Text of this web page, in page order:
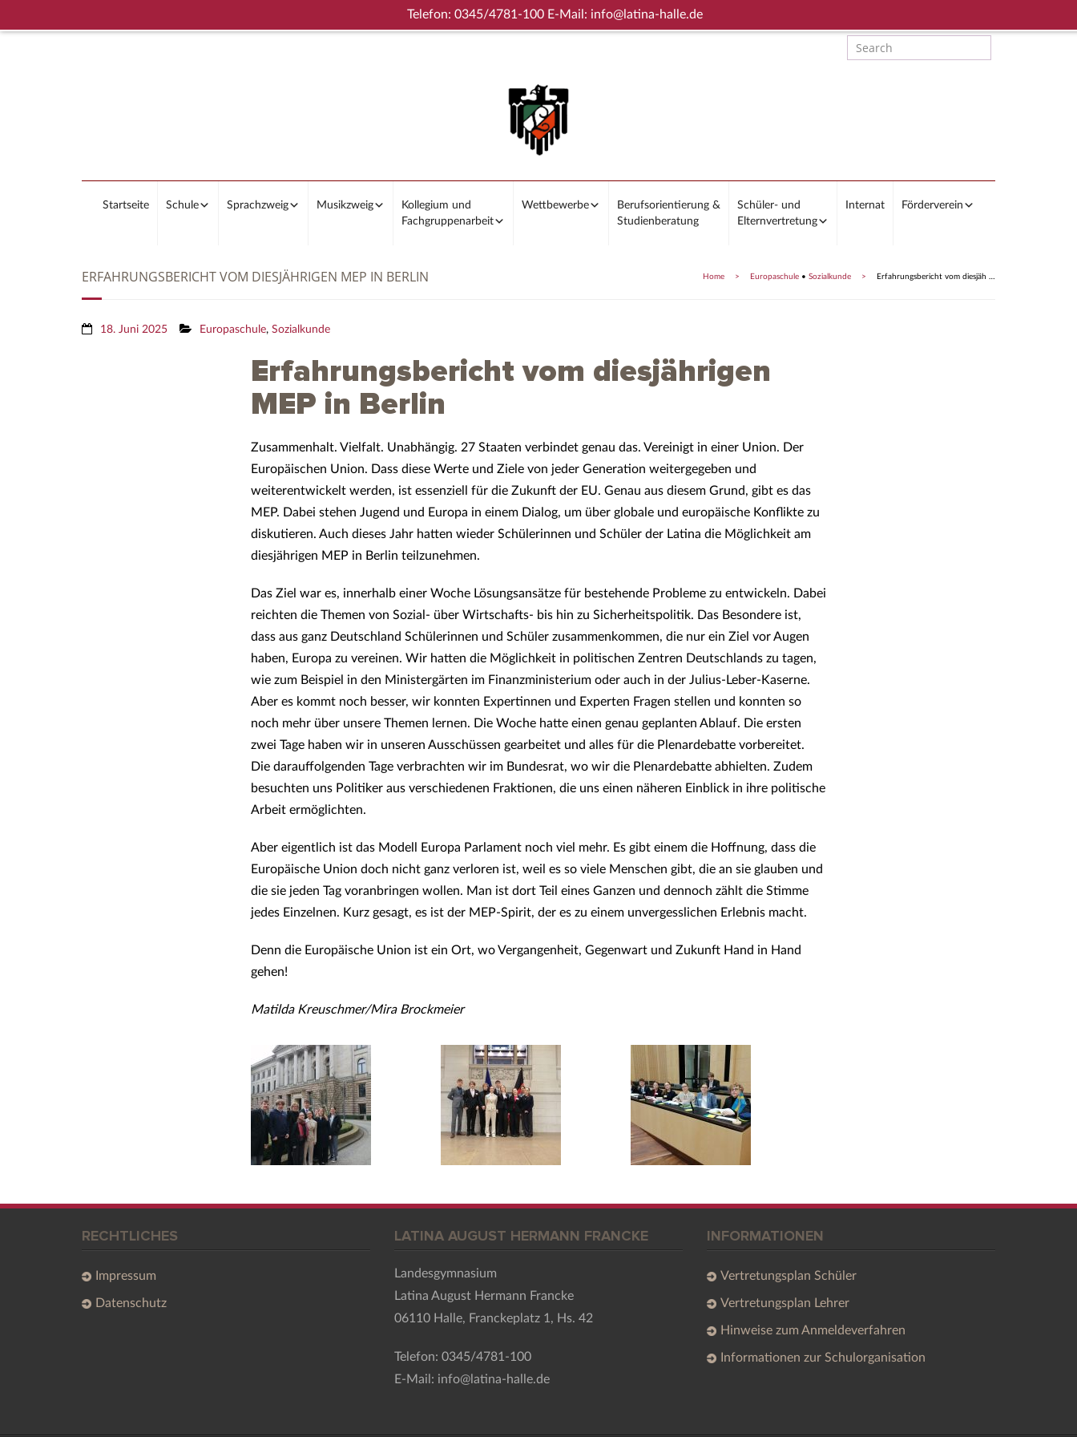
Telefon: 0345/4781-100 E-Mail: info@latina-halle.de
Startseite Schule Sprachzweig Musikzweig
Kollegium und
Fachgruppenarbeit
Wettbewerbe
Berufsorientierung &
Studienberatung
Schüler- und
Elternvertretung
Internat Förderverein
ERFAHRUNGSBERICHT VOM DIESJÄHRIGEN MEP IN BERLIN Home > Europaschule • Sozialkunde > Erfahrungsbericht vom diesjäh …
18. Juni 2025 Europaschule, Sozialkunde
Erfahrungsbericht vom diesjährigen
MEP in Berlin
Zusammenhalt. Vielfalt. Unabhängig. 27 Staaten verbindet genau das. Vereinigt in einer Union. Der
Europäischen Union. Dass diese Werte und Ziele von jeder Generation weitergegeben und
weiterentwickelt werden, ist essenziell für die Zukunft der EU. Genau aus diesem Grund, gibt es das
MEP. Dabei stehen Jugend und Europa in einem Dialog, um über globale und europäische Konflikte zu
diskutieren. Auch dieses Jahr hatten wieder Schülerinnen und Schüler der Latina die Möglichkeit am
diesjährigen MEP in Berlin teilzunehmen.
Das Ziel war es, innerhalb einer Woche Lösungsansätze für bestehende Probleme zu entwickeln. Dabei
reichten die Themen von Sozial- über Wirtschafts- bis hin zu Sicherheitspolitik. Das Besondere ist,
dass aus ganz Deutschland Schülerinnen und Schüler zusammenkommen, die nur ein Ziel vor Augen
haben, Europa zu vereinen. Wir hatten die Möglichkeit in politischen Zentren Deutschlands zu tagen,
wie zum Beispiel in den Ministergärten im Finanzministerium oder auch in der Julius-Leber-Kaserne.
Aber es kommt noch besser, wir konnten Expertinnen und Experten Fragen stellen und konnten so
noch mehr über unsere Themen lernen. Die Woche hatte einen genau geplanten Ablauf. Die ersten
zwei Tage haben wir in unseren Ausschüssen gearbeitet und alles für die Plenardebatte vorbereitet.
Die darauffolgenden Tage verbrachten wir im Bundesrat, wo wir die Plenardebatte abhielten. Zudem
besuchten uns Politiker aus verschiedenen Fraktionen, die uns einen näheren Einblick in ihre politische
Arbeit ermöglichten.
Aber eigentlich ist das Modell Europa Parlament noch viel mehr. Es gibt einem die Hoffnung, dass die
Europäische Union doch nicht ganz verloren ist, weil es so viele Menschen gibt, die an sie glauben und
die sie jeden Tag voranbringen wollen. Man ist dort Teil eines Ganzen und dennoch zählt die Stimme
jedes Einzelnen. Kurz gesagt, es ist der MEP-Spirit, der es zu einem unvergesslichen Erlebnis macht.
Denn die Europäische Union ist ein Ort, wo Vergangenheit, Gegenwart und Zukunft Hand in Hand
gehen!
Matilda Kreuschmer/Mira Brockmeier
RECHTLICHES
Impressum
Datenschutz
LATINA AUGUST HERMANN FRANCKE
Landesgymnasium
Latina August Hermann Francke
06110 Halle, Franckeplatz 1, Hs. 42
Telefon: 0345/4781-100
E-Mail: info@latina-halle.de
INFORMATIONEN
Vertretungsplan Schüler
Vertretungsplan Lehrer
Hinweise zum Anmeldeverfahren
Informationen zur Schulorganisation